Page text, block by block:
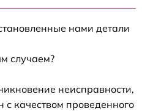
нами детали
случаем?
неисправности,
с качеством проведенного